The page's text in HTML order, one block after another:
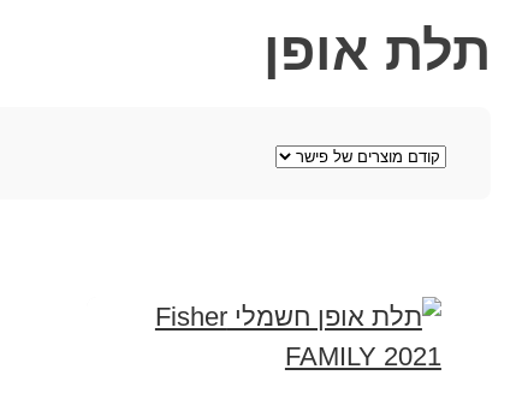
תלת אופן